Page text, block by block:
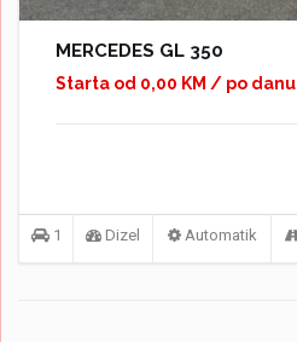
MERCEDES GL 350
Starta od 0,00 KM / po danu
1 Dizel Automatik